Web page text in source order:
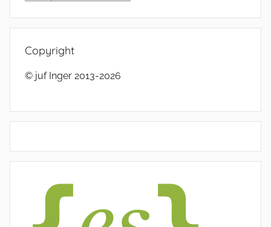
Copyright
© juf Inger 2013-2026